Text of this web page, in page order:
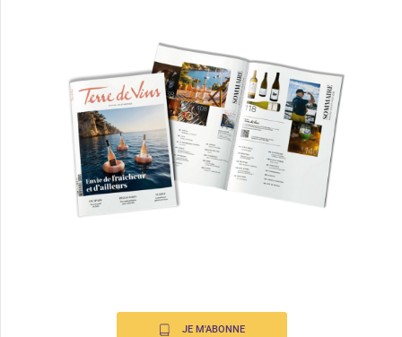
JE M'ABONNE